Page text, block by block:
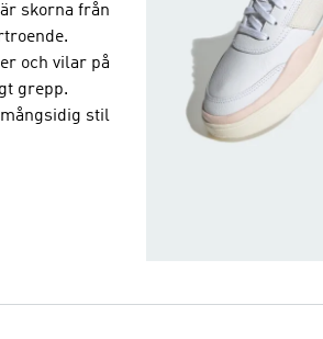
skorna från
och vilar på
grepp.
stil